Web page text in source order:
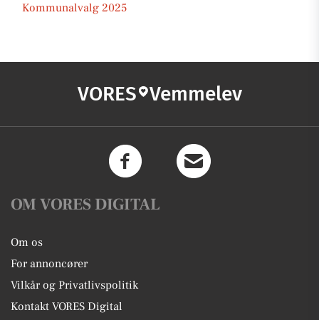
Kommunalvalg 2025
VORES Vemmelev
OM VORES DIGITAL
Om os
For annoncører
Vilkår og Privatlivspolitik
Kontakt VORES Digital